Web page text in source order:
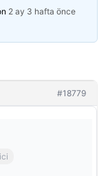
2 ay 3 hafta önce
#18779